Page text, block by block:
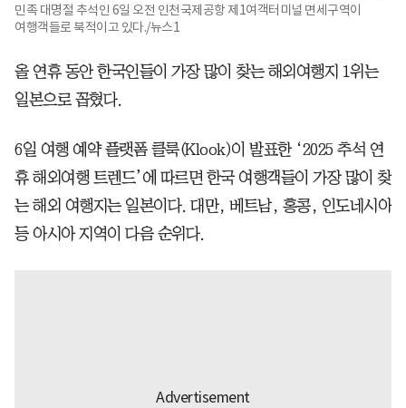
민족 대명절 추석인 6일 오전 인천국제공항 제1여객터미널 면세구역이
여행객들로 북적이고 있다./뉴스1
올 연휴 동안 한국인들이 가장 많이 찾는 해외여행지 1위는
일본으로 꼽혔다.
6일 여행 예약 플랫폼 클룩(Klook)이 발표한 ‘2025 추석 연
휴 해외여행 트렌드’에 따르면 한국 여행객들이 가장 많이 찾
는 해외 여행지는 일본이다. 대만, 베트남, 홍콩, 인도네시아
등 아시아 지역이 다음 순위다.